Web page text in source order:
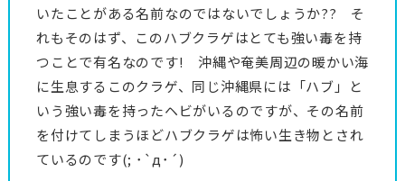
いたことがある名前なのではないでしょうか?? そ
れもそのはず、このハブクラゲはとても強い毒を持
つことで有名なのです! 沖縄や奄美周辺の暖かい海
に生息するこのクラゲ、同じ沖縄県には「ハブ」と
いう強い毒を持ったヘビがいるのですが、その名前
を付けてしまうほどハブクラゲは怖い生き物とされ
ているのです(; ･`д･´)